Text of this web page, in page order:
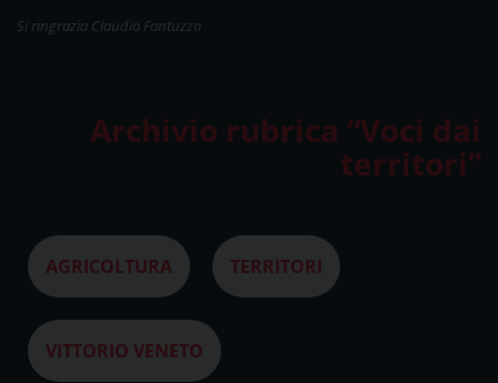
Si ringrazia Claudio Fantuzzo
Archivio rubrica “Voci dai
territori”
AGRICOLTURA TERRITORI
VITTORIO VENETO